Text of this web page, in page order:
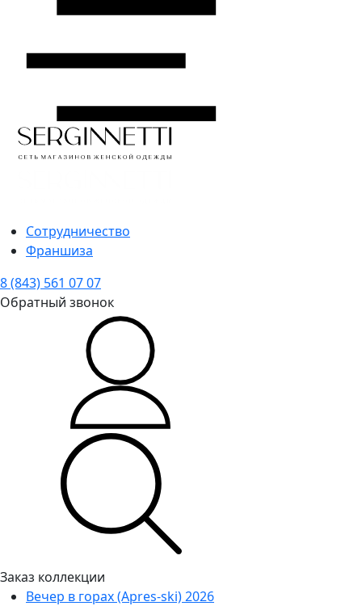
Сотрудничество
Франшиза
8 (843) 561 07 07
Обратный звонок
Заказ коллекции
Вечер в горах (Apres-ski) 2026